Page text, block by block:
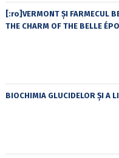
[:ro]VERMONT ȘI FARMECUL
THE CHARM OF THE BELLE
BIOCHIMIA GLUCIDELOR ȘI A